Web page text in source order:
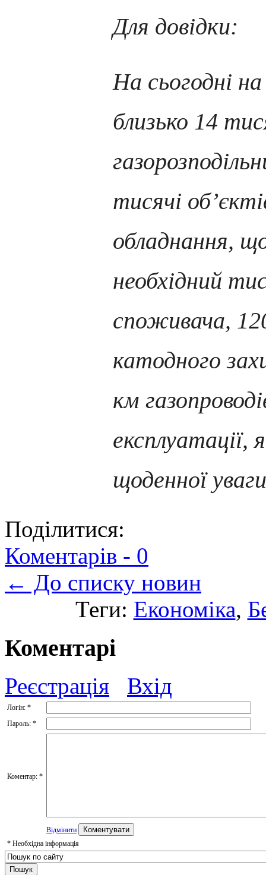
Для довідки:
На сьогодні на
близько 14
тисячі
обладнання,
необхідний
споживача,
катодного
км
експлуатації,
щоденної
Поділитися:
Коментарів - 0
← До списку новин
Теги: Економіка,
Коментарі
Реєстрація Вхід
Логін: *
Пароль: *
Коментар: *
Відмінити
* Необхідна інформація